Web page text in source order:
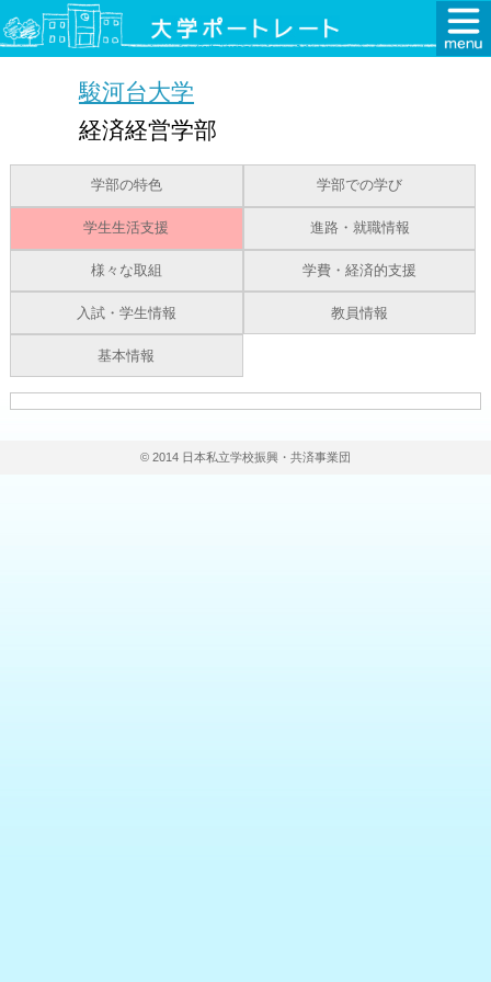
駿河台大学
経済経営学部
学部の特色 学部での学び
学生生活支援 進路・就職情報
様々な取組 学費・経済的支援
入試・学生情報 教員情報
基本情報
© 2014 日本私立学校振興・共済事業団